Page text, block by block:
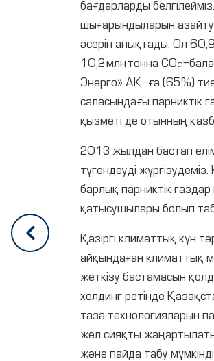
бағдарларды
шығарындыларын
әсерін анықтады. Ол
10,2 млн тонна CO 2-
Энерго» АҚ-ға (65 %)
саласындағы парниктік
қызметі де отынның
2013 жылдан бастап
түгендеуді
барлық парниктік
қатысушылары болып
Қазіргі климаттық күн
айқындаған климаттық
жеткізу бастамасын
холдинг ретінде
таза технологияларын
жел сияқты
және пайда табу